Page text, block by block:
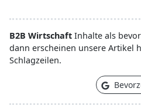
B2B Wirtschaft Inhalte als
dann erscheinen unsere Artikel
Schlagzeilen.